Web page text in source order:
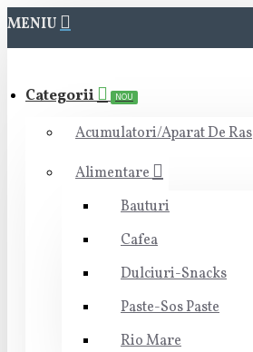
MENIU
Categorii NOU
Acumulatori/Aparat De Ras
Alimentare
Bauturi
Cafea
Dulciuri-Snacks
Paste-Sos Paste
Rio Mare